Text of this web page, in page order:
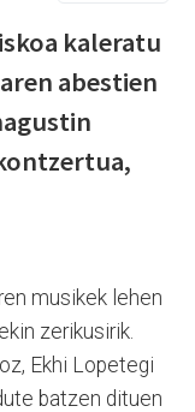
kaleratu
abestien
musikek lehen
zerikusirik.
Ekhi Lopetegi
batzen dituen